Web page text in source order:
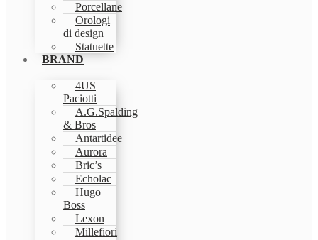
Porcellane
Orologi
di design
Statuette
BRAND
4US
Paciotti
A.G.Spalding
& Bros
Antartidee
Aurora
Bric’s
Echolac
Hugo
Boss
Lexon
Millefiori